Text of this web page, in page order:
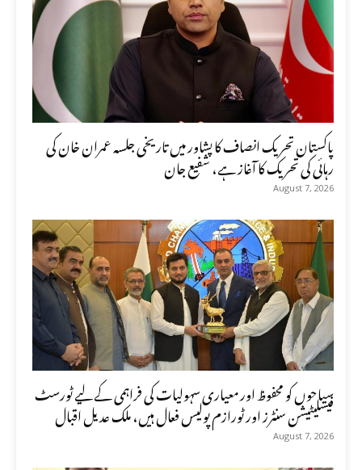
پاکستان تحریک انصاف کا پشاور میں تاریخی جلسہ عمران خان کی
رہائی کی تحریک کا آغاز ہے، شفیع جان
August 7, 2026
سیاحوں کو محفوظ اور معیاری سہولیات کی فراہمی کے لیے ٹورسٹ
فیسلیٹیشن سنٹرز اور ٹورازم پولیس فعال ہیں، ملک عدیل اقبال
August 7, 2026